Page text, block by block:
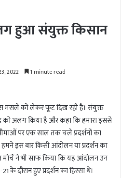
हुआ संयुक्त किसान
2022 1 minute read
मसले को लेकर फूट दिख रही है। संयुक्त
अलग किया है और कहा कि हमारा इससे
पर एक साल तक चले प्रदर्शनों का
इस बार किसी आंदोलन या प्रदर्शन का
मोर्चे ने भी साफ किया कि यह आंदोलन उन
दौरान हुए प्रदर्शन का हिस्सा थे।